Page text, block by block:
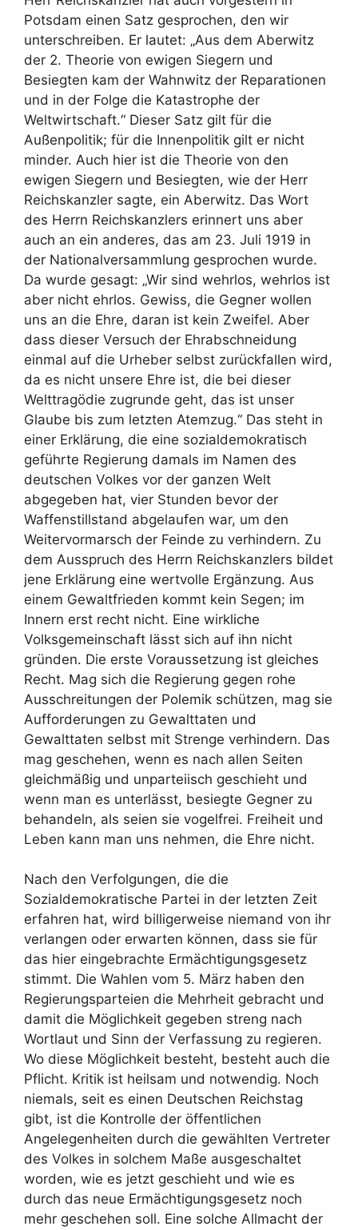
Potsdam einen Satz gesprochen, den wir
unterschreiben. Er lautet: „Aus dem Aberwitz
der 2. Theorie von ewigen Siegern und
Besiegten kam der Wahnwitz der Reparationen
und in der Folge die Katastrophe der
Weltwirtschaft.“ Dieser Satz gilt für die
Außenpolitik; für die Innenpolitik gilt er nicht
minder. Auch hier ist die Theorie von den
ewigen Siegern und Besiegten, wie der Herr
Reichskanzler sagte, ein Aberwitz. Das Wort
des Herrn Reichskanzlers erinnert uns aber
auch an ein anderes, das am 23. Juli 1919 in
der Nationalversammlung gesprochen wurde.
Da wurde gesagt: „Wir sind wehrlos, wehrlos ist
aber nicht ehrlos. Gewiss, die Gegner wollen
uns an die Ehre, daran ist kein Zweifel. Aber
dass dieser Versuch der Ehrabschneidung
einmal auf die Urheber selbst zurückfallen wird,
da es nicht unsere Ehre ist, die bei dieser
Welttragödie zugrunde geht, das ist unser
Glaube bis zum letzten Atemzug.“ Das steht in
einer Erklärung, die eine sozialdemokratisch
geführte Regierung damals im Namen des
deutschen Volkes vor der ganzen Welt
abgegeben hat, vier Stunden bevor der
Waffenstillstand abgelaufen war, um den
Weitervormarsch der Feinde zu verhindern. Zu
dem Ausspruch des Herrn Reichskanzlers bildet
jene Erklärung eine wertvolle Ergänzung. Aus
einem Gewaltfrieden kommt kein Segen; im
Innern erst recht nicht. Eine wirkliche
Volksgemeinschaft lässt sich auf ihn nicht
gründen. Die erste Voraussetzung ist gleiches
Recht. Mag sich die Regierung gegen rohe
Ausschreitungen der Polemik schützen, mag sie
Aufforderungen zu Gewalttaten und
Gewalttaten selbst mit Strenge verhindern. Das
mag geschehen, wenn es nach allen Seiten
gleichmäßig und unparteiisch geschieht und
wenn man es unterlässt, besiegte Gegner zu
behandeln, als seien sie vogelfrei. Freiheit und
Leben kann man uns nehmen, die Ehre nicht.
Nach den Verfolgungen, die die
Sozialdemokratische Partei in der letzten Zeit
erfahren hat, wird billigerweise niemand von ihr
verlangen oder erwarten können, dass sie für
das hier eingebrachte Ermächtigungsgesetz
stimmt. Die Wahlen vom 5. März haben den
Regierungsparteien die Mehrheit gebracht und
damit die Möglichkeit gegeben streng nach
Wortlaut und Sinn der Verfassung zu regieren.
Wo diese Möglichkeit besteht, besteht auch die
Pflicht. Kritik ist heilsam und notwendig. Noch
niemals, seit es einen Deutschen Reichstag
gibt, ist die Kontrolle der öffentlichen
Angelegenheiten durch die gewählten Vertreter
des Volkes in solchem Maße ausgeschaltet
worden, wie es jetzt geschieht und wie es
durch das neue Ermächtigungsgesetz noch
mehr geschehen soll. Eine solche Allmacht der